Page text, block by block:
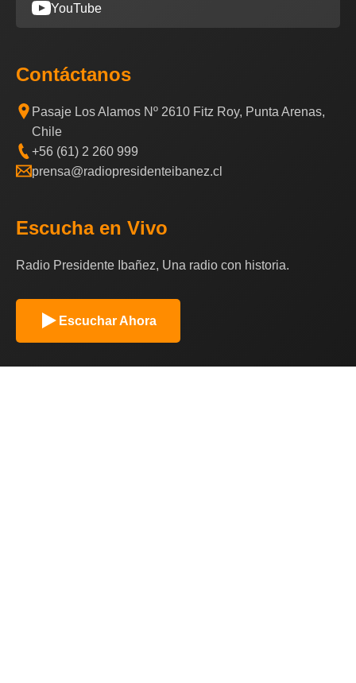
YouTube
Contáctanos
Pasaje Los Alamos Nº 2610 Fitz Roy, Punta Arenas,
Chile
+56 (61) 2 260 999
prensa@radiopresidenteibanez.cl
Escucha en Vivo
Radio Presidente Ibañez, Una radio con historia.
Escuchar Ahora